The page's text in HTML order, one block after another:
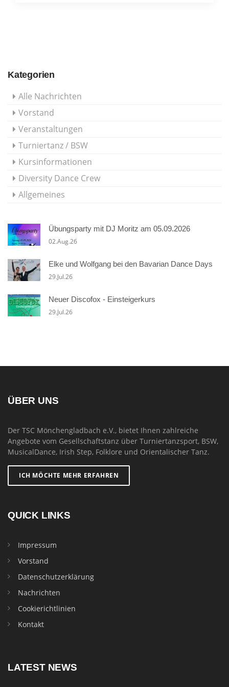
Kategorien
Alle Nachrichten
Vorstand
Veranstaltungen
Turniertanz / BSW
Kursinformationen
Diversity Dance Crew
Allgemeines
Übungsparty mit DJ Moritz am 05.09.2026
02.Aug.26
Elke und Wolfgang bei den Bavarian Dance Days
29.Jul.26
Neuer Discofox - Einsteigerkurs
29.Jul.26
ÜBER UNS
Der TSC Mönchengladbach e.V., bietet Ihnen zahlreiche
Angebote vom Gesellschaftstanz über Turniertanzsport, BSW,
MusicalDance, Irish Step, Folklore und Orientalischer Tanz.
ICH MÖCHTE MEHR ERFAHREN
QUICK LINKS
Impressum
Vorstand
Datenschutzerklärung
Nachrichten
Cookierichtlinien
Kontakt
LATEST NEWS